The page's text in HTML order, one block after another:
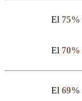
El 75%
El 70%
El 69%